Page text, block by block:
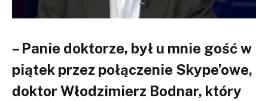
– Panie doktorze, był u mnie gość w
piątek przez połączenie Skype’owe,
doktor Włodzimierz Bodnar, który